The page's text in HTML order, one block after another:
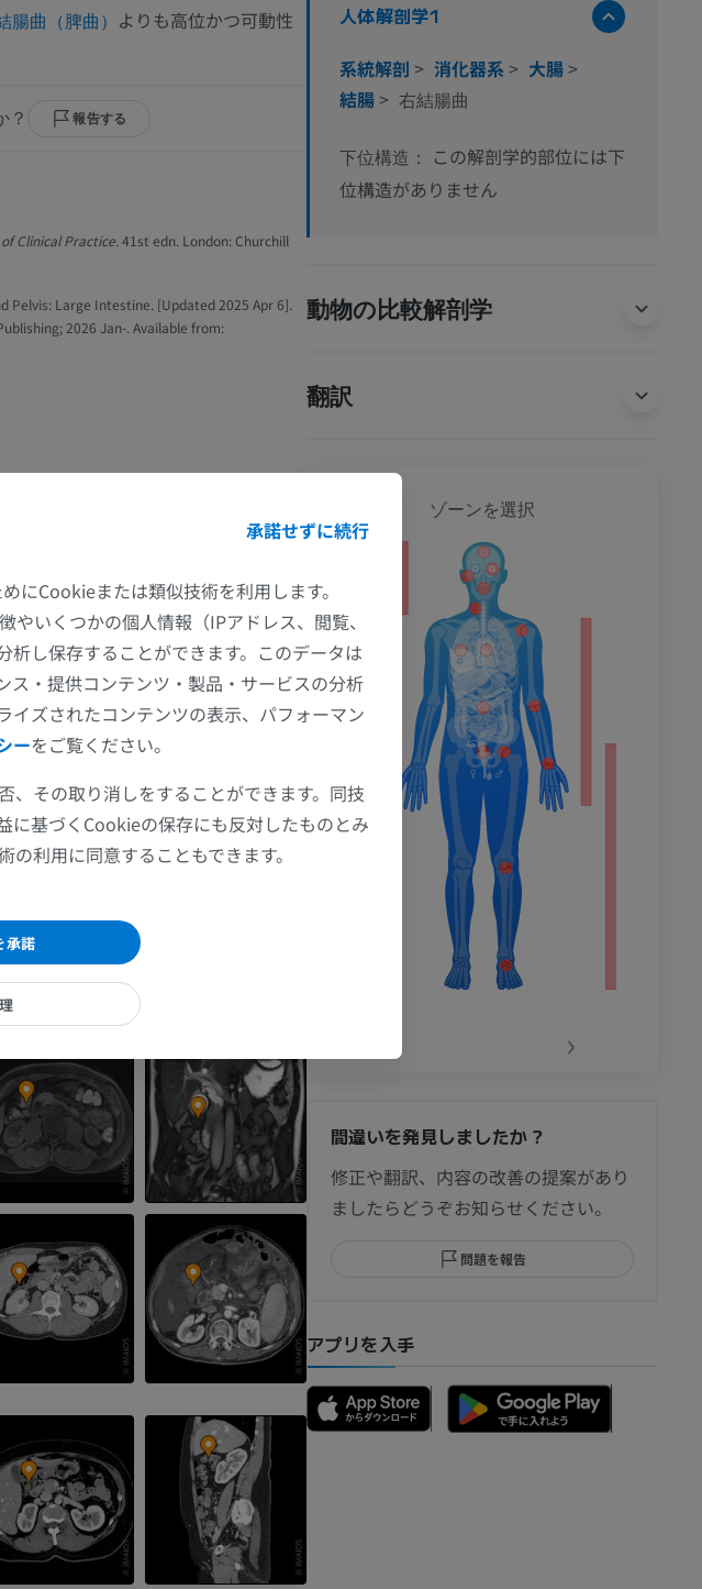
腸曲（脾曲） よりも高位かつ可動性
？ 報告する
Clinical Practice. 41st edn. London: Churchill
Pelvis: Large Intestine. [Updated 2025 Apr 6].
2026 Jan-. Available from:
人体解剖学1
系統解剖 > 消化器系> 大腸>
結腸> 右結腸曲
下位構造：
この解剖学的部位には下
位構造がありません
動物の比較解剖学
翻訳
イラストレーション
プレミアム
下肢X線
X線画像
無料
下肢MRI
MRI
プレミアム
股関節MRI
MRI
プレミアム
MRI
プレミアム
膝関節CT関節造影
CT関節造影
足関節・後足部MRI
MRI
プレミアム
前足MRI
MRI
プレミアム
下肢CTA
CT
ゾーンを選択
›
間違いを発見しましたか？
修正や翻訳、内容の改善の提案があり
ましたらどうぞお知らせください。
問題を報告
アプリを入手
承諾せずに続行
にCookieまたは類似技術を利用します。
いくつかの個人情報（IPアドレス、閲覧、
し保存することができます。このデータは
ス・提供コンテンツ・製品・サービスの分析
イズされたコンテンツの表示、パフォーマン
ーをご覧ください。
、その取り消しをすることができます。同技
に基づくCookieの保存にも反対したものとみ
利用に同意することもできます。
承諾